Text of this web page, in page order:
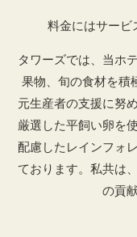
料金にはサービ
タワーズでは、当ホ
果物、旬の食材を積
元生産者の支援に努
厳選した平飼い卵を
配慮したレインフォ
ております。私共は
の貢